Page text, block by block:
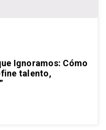
Ignoramos: Cómo
talento,